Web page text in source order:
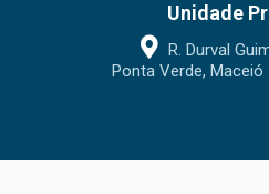
Unidade
R. Durval
Ponta Verde, Maceió